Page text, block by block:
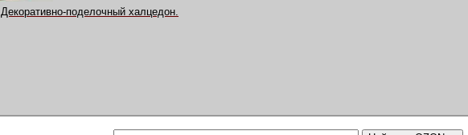
Декоративно-поделочный халцедон.